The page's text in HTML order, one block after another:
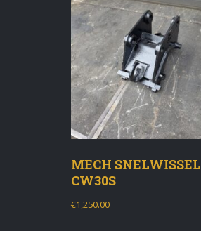
MECH SNELWISSEL
CW30S
€1,250.00